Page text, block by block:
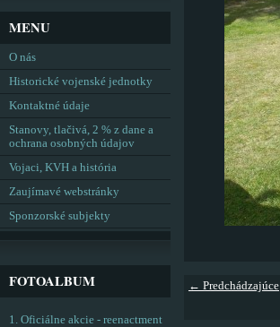
← Predchádzajúce
MENU
O nás
Historické vojenské jednotky
Kontaktné údaje
Stanovy, tlačivá, 2 % z dane a
ochrana osobných údajov
Vojaci, KVH a história
Zaujímavé webstránky
Sponzorské subjekty
FOTOALBUM
1. Oficiálne akcie - reenactment